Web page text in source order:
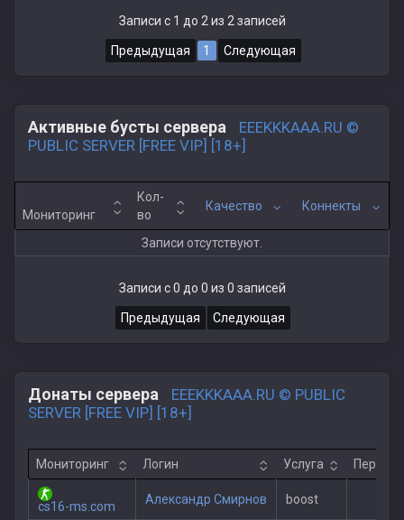
Записи с 1 до 2 из 2 записей
Предыдущая 1 Следующая
Активные бусты сервера
EEEKKKAAA.RU ©
PUBLIC SERVER [FREE VIP] [18+]
Мониторинг
Кол-
во
Качество Коннекты
Записи отсутствуют.
Записи с 0 до 0 из 0 записей
Предыдущая Следующая
Донаты сервера
EEEKKKAAA.RU © PUBLIC
SERVER [FREE VIP] [18+]
Мониторинг Логин Услуга Период
cs16-ms.com Александр Смирнов boost